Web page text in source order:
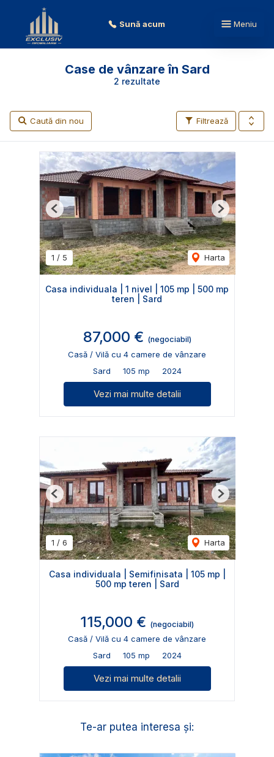
Sună acum Meniu
2 rezultate
Case de vânzare în Sard
Filtrează
Caută din nou
1 / 5 Harta
Previous Next
Casa individuala | 1 nivel | 105 mp | 500 mp
teren | Sard
87,000 € (negociabil)
Casă / Vilă cu 4 camere de vânzare
Sard
105 mp 2024
Vezi mai multe detalii
1 / 6 Harta
Previous Next
Casa individuala | Semifinisata | 105 mp |
500 mp teren | Sard
115,000 € (negociabil)
Casă / Vilă cu 4 camere de vânzare
Sard
105 mp 2024
Vezi mai multe detalii
Te-ar putea interesa și: